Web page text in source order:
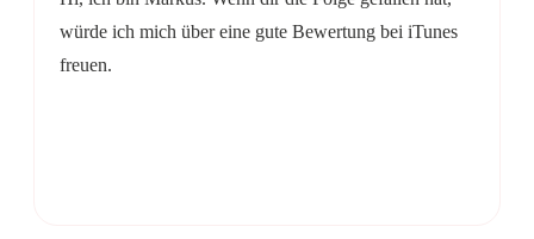
würde ich mich über eine gute Bewertung bei iTunes
freuen.